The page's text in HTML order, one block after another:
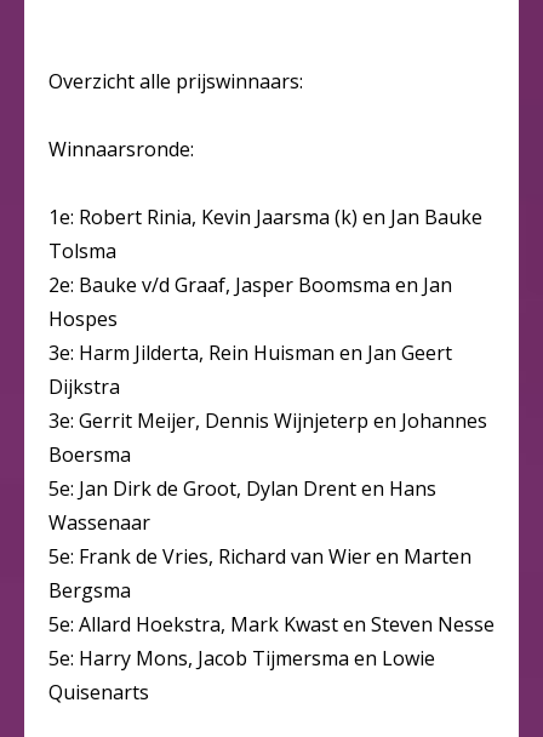
Overzicht alle prijswinnaars:
Winnaarsronde:
1e: Robert Rinia, Kevin Jaarsma (k) en Jan Bauke
Tolsma
2e: Bauke v/d Graaf, Jasper Boomsma en Jan
Hospes
3e: Harm Jilderta, Rein Huisman en Jan Geert
Dijkstra
3e: Gerrit Meijer, Dennis Wijnjeterp en Johannes
Boersma
5e: Jan Dirk de Groot, Dylan Drent en Hans
Wassenaar
5e: Frank de Vries, Richard van Wier en Marten
Bergsma
5e: Allard Hoekstra, Mark Kwast en Steven Nesse
5e: Harry Mons, Jacob Tijmersma en Lowie
Quisenarts